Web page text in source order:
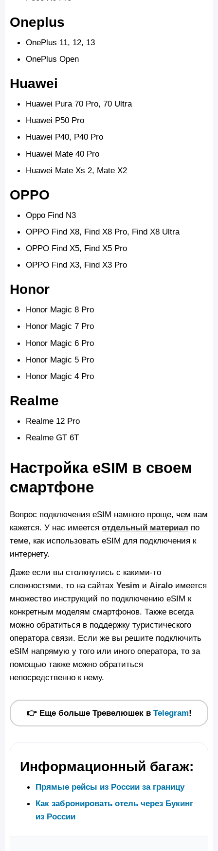
Oneplus
OnePlus 11, 12, 13
OnePlus Open
Huawei
Huawei Pura 70 Pro, 70 Ultra
Huawei P50 Pro
Huawei P40, P40 Pro
Huawei Mate 40 Pro
Huawei Mate Xs 2, Mate X2
OPPO
Oppo Find N3
OPPO Find X8, Find X8 Pro, Find X8 Ultra
OPPO Find X5, Find X5 Pro
OPPO Find X3, Find X3 Pro
Honor
Honor Magic 8 Pro
Honor Magic 7 Pro
Honor Magic 6 Pro
Honor Magic 5 Pro
Honor Magic 4 Pro
Realme
Realme 12 Pro
Realme GT 6T
Настройка eSIM в своем
смартфоне
Вопрос подключения eSIM намного проще, чем вам
кажется. У нас имеется отдельный материал по
теме, как использовать eSIM для подключения к
интернету.
Даже если вы столкнулись с какими-то
сложностями, то на сайтах Yesim и Airalo имеется
множество инструкций по подключению eSIM к
конкретным моделям смартфонов. Также всегда
можно обратиться в поддержку туристического
оператора связи. Если же вы решите подключить
eSIM напрямую у того или иного оператора, то за
помощью также можно обратиться
непосредственно к нему.
👉 Еще больше Тревелюшек в Telegram!
Информационный багаж:
Прямые рейсы из России за границу
Как забронировать отель через Букинг
из России